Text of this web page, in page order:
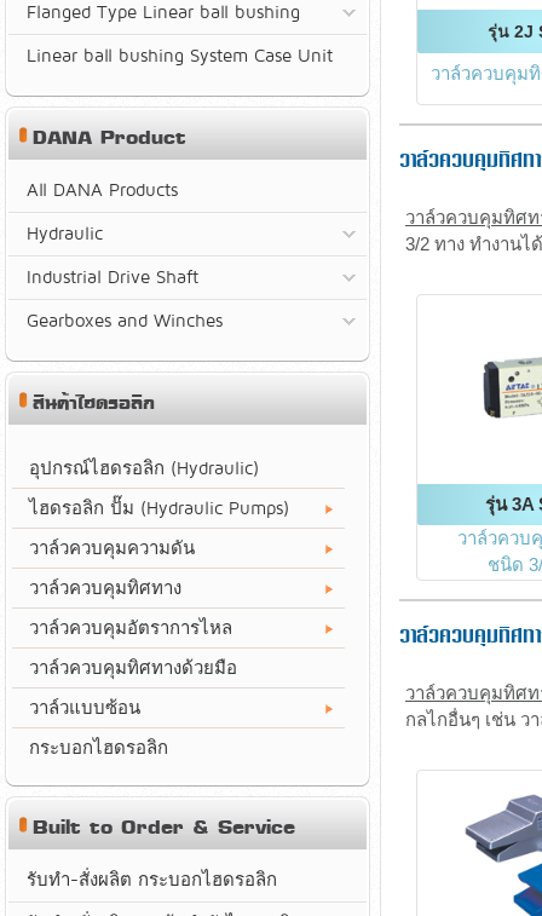
รุ่น 2J
วาล์วควบคุม
วาล์วควบคุมทิศ
วาล์วควบคุมทิศท
3/2 ทาง ทำงาน
รุ่น 3A
วาล์วควบ
ชนิด
วาล์วควบคุมทิศท
วาล์วควบคุมทิศ
กลไกอื่นๆ เช่น ว
Flanged Type Linear ball bushing
Linear ball bushing System Case Unit
DANA Product
All DANA Products
Hydraulic
Industrial Drive Shaft
Gearboxes and Winches
สินค้าไฮดรอลิก
อุปกรณ์ไฮดรอลิก (Hydraulic)
ไฮดรอลิก ปั๊ม (Hydraulic Pumps)
วาล์วควบคุมความดัน
วาล์วควบคุมทิศทาง
วาล์วควบคุมอัตราการไหล
วาล์วควบคุมทิศทางด้วยมือ
วาล์วแบบซ้อน
กระบอกไฮดรอลิก
Built to Order & Service
รับทำ-สั่งผลิต กระบอกไฮดรอลิก